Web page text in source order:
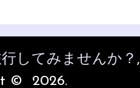
してみませんか？ ,
© 2026.